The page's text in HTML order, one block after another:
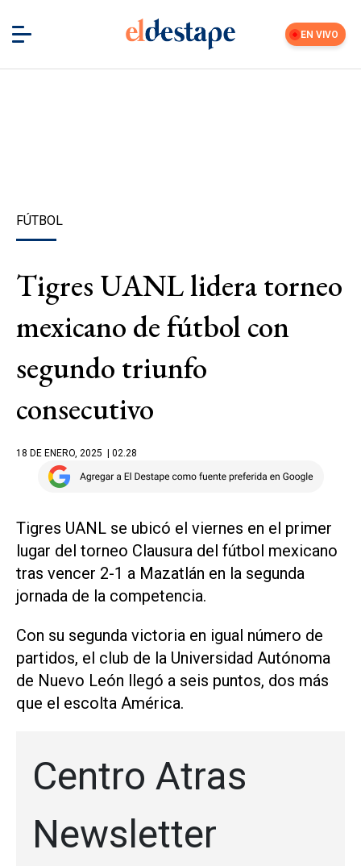
EN VIVO
FÚTBOL
Tigres UANL lidera torneo
mexicano de fútbol con
segundo triunfo
consecutivo
18 DE ENERO, 2025 | 02.28
Tigres UANL se ubicó el viernes en el primer
lugar del torneo Clausura del fútbol mexicano
tras vencer 2-1 a Mazatlán en la segunda
jornada de la competencia.
Con su segunda victoria en igual número de
partidos, el club de la Universidad Autónoma
de Nuevo León llegó a seis puntos, dos más
que el escolta América.